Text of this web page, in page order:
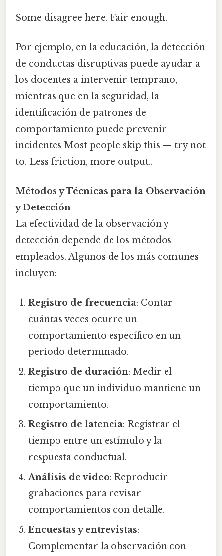
Some disagree here. Fair enough.
Por ejemplo, en la educación, la detección
de conductas disruptivas puede ayudar a
los docentes a intervenir temprano,
mientras que en la seguridad, la
identificación de patrones de
comportamiento puede prevenir
incidentes Most people skip this — try not
to. Less friction, more output..
Métodos y Técnicas para la Observación
y Detección
La efectividad de la observación y
detección depende de los métodos
empleados. Algunos de los más comunes
incluyen:
Registro de frecuencia: Contar
cuántas veces ocurre un
comportamiento específico en un
período determinado.
Registro de duración: Medir el
tiempo que un individuo mantiene un
comportamiento.
Registro de latencia: Registrar el
tiempo entre un estímulo y la
respuesta conductual.
Análisis de video: Reproducir
grabaciones para revisar
comportamientos con detalle.
Encuestas y entrevistas:
Complementar la observación con